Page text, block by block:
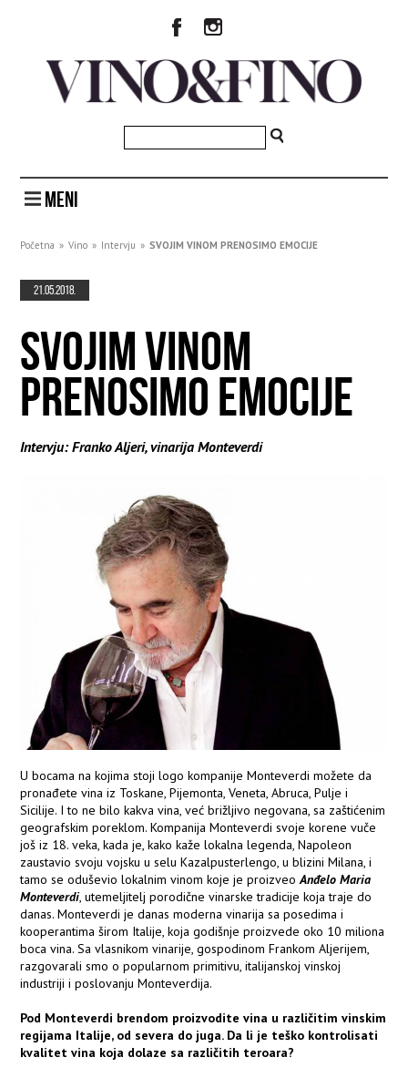
MENI
Početna » Vino » Intervju » SVOJIM VINOM PRENOSIMO EMOCIJE
21.05.2018.
SVOJIM VINOM
PRENOSIMO EMOCIJE
Intervju: Franko Aljeri, vinarija Monteverdi
U bocama na kojima stoji logo kompanije Monteverdi možete da
pronađete vina iz Toskane, Pijemonta, Veneta, Abruca, Pulje i
Sicilije. I to ne bilo kakva vina, već brižljivo negovana, sa zaštićenim
geografskim poreklom. Kompanija Monteverdi svoje korene vuče
još iz 18. veka, kada je, kako kaže lokalna legenda, Napoleon
zaustavio svoju vojsku u selu Kazalpusterlengo, u blizini Milana, i
tamo se oduševio lokalnim vinom koje je proizveoAnđelo Maria
Monteverdi, utemeljitelj porodične vinarske tradicije koja traje do
danas. Monteverdi je danas moderna vinarija sa posedima i
kooperantima širom Italije, koja godišnje proizvede oko 10 miliona
boca vina. Sa vlasnikom vinarije, gospodinom Frankom Aljerijem,
razgovarali smo o popularnom primitivu, italijanskoj vinskoj
industriji i poslovanju Monteverdija.
Pod Monteverdi brendom proizvodite vina u različitim vinskim
regijama Italije, od severa do juga. Da li je teško kontrolisati
kvalitet vina koja dolaze sa različitih teroara?